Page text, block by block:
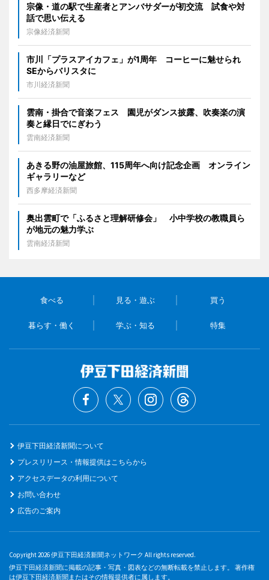
宗像・道の駅で生産者とアンバサダーが初交流 試食や対
話で思い伝える
宗像経済新聞
市川「プラスアイカフェ」が1周年 コーヒーに魅せられ
SEからバリスタに
市川経済新聞
雲南・掛合で音楽フェス 園児がダンス披露、吹奏楽の演
奏と縁日でにぎわう
雲南経済新聞
あきる野の油屋旅館、115周年へ向け記念企画 オンライン
ギャラリーなど
西多摩経済新聞
奥出雲町で「ふるさと理解研修会」 小中学校の教職員ら
が地元の魅力学ぶ
雲南経済新聞
食べる 見る・遊ぶ 買う
暮らす・働く 学ぶ・知る 特集
伊豆下田経済新聞について
プレスリリース・情報提供はこちらから
アクセスデータの利用について
お問い合わせ
広告のご案内
Copyright 2026 伊豆下田経済新聞ネットワーク All rights reserved.
伊豆下田経済新聞に掲載の記事・写真・図表などの無断転載を禁止します。 著作権
は伊豆下田経済新聞またはその情報提供者に属します。